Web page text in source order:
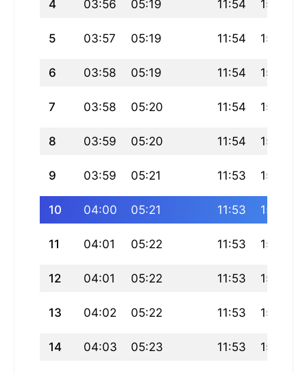
4 03:56 05:19 11:54 15:19
5 03:57 05:19 11:54 15:19
6 03:58 05:19 11:54 15:19
7 03:58 05:20 11:54 15:19
8 03:59 05:20 11:54 15:19
9 03:59 05:21 11:53 15:20
10 04:00 05:21 11:53 15:20
11 04:01 05:22 11:53 15:19
12 04:01 05:22 11:53 15:19
13 04:02 05:22 11:53 15:19
14 04:03 05:23 11:53 15:19